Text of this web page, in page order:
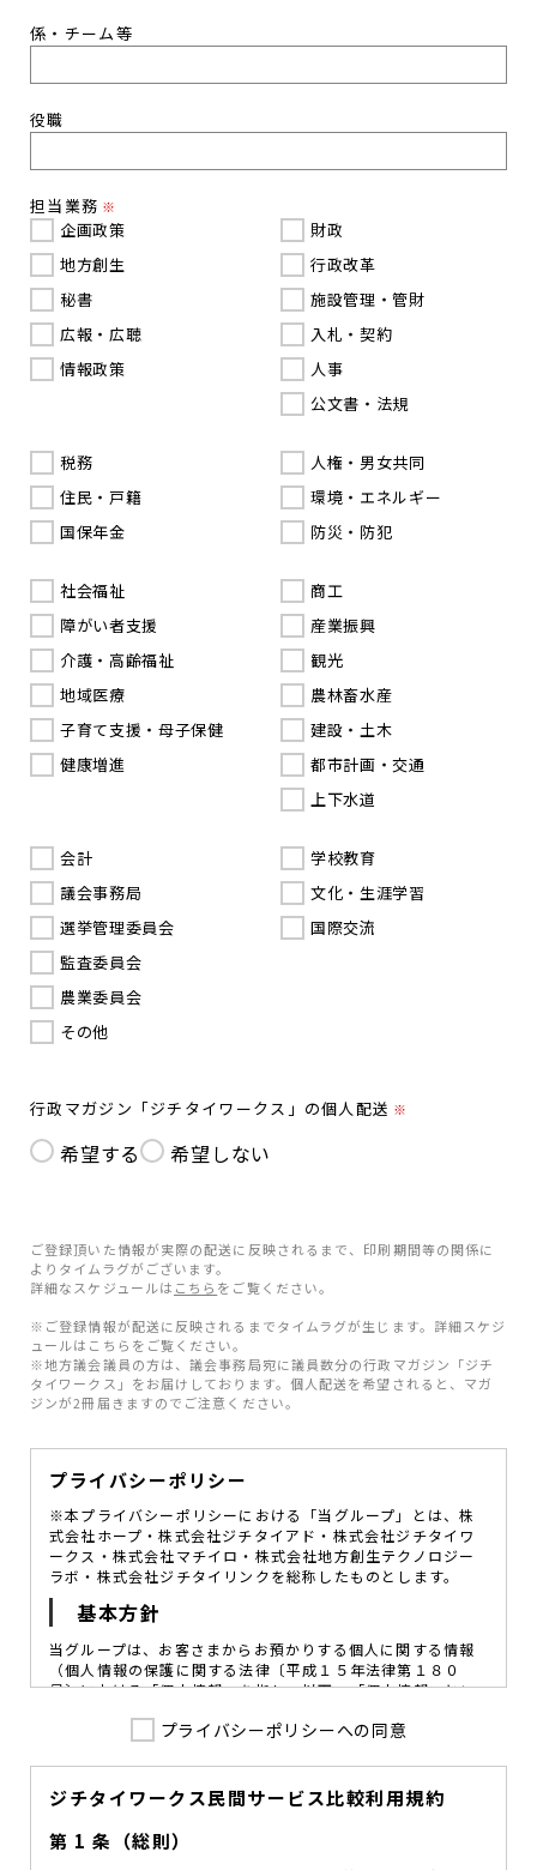
係・チーム等
役職
担当業務 ※
企画政策
地方創生
秘書
広報・広聴
情報政策
財政
行政改革
施設管理・管財
入札・契約
人事
公文書・法規
税務
住民・戸籍
国保年金
人権・男女共同
環境・エネルギー
防災・防犯
社会福祉
障がい者支援
介護・高齢福祉
地域医療
子育て支援・母子保健
健康増進
商工
産業振興
観光
農林畜水産
建設・土木
都市計画・交通
上下水道
会計
議会事務局
選挙管理委員会
監査委員会
農業委員会
その他
学校教育
文化・生涯学習
国際交流
行政マガジン「ジチタイワークス」の個人配送 ※
希望する 希望しない
ご登録頂いた情報が実際の配送に反映されるまで、印刷期間等の関係に
よりタイムラグがございます。
詳細なスケジュールは こちら をご覧ください。
※ご登録情報が配送に反映されるまでタイムラグが生じます。詳細スケジ
ュールはこちらをご覧ください。
※地方議会議員の方は、議会事務局宛に議員数分の行政マガジン「ジチ
タイワークス」をお届けしております。個人配送を希望されると、マガ
ジンが2冊届きますのでご注意ください。
プライバシーポリシー
※本プライバシーポリシーにおける「当グループ」とは、株
式会社ホープ・株式会社ジチタイアド・株式会社ジチタイワ
ークス・株式会社マチイロ・株式会社地方創生テクノロジー
ラボ・株式会社ジチタイリンクを総称したものとします。
基本方針
当グループは、お客さまからお預かりする個人に関する情報
（個人情報の保護に関する法律〔平成１５年法律第１８０
号〕における「個人情報」を指し、以下、「個人情報」とい
図ることが、重要な社会的責務であると考えております。
を定め、役員及び従業員に個人情報保護の重要性の認識と取
組みを徹底させることによって、個人情報の適切な取り扱い
に努めてまいります。
プライバシーポリシーへの同意
ジチタイワークス民間サービス比較利用規約
第 1 条（総則）